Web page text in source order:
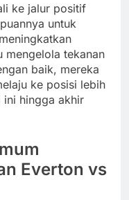
ke jalur positif
untuk
mengelola tekanan
baik, mereka
ke posisi lebih
ini hingga akhir
Everton vs